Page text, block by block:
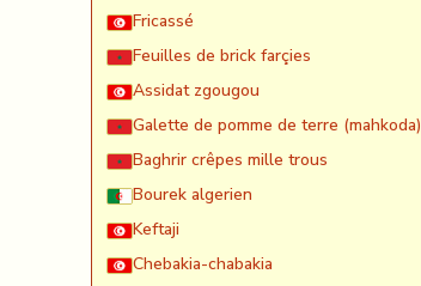
Fricassé
Feuilles de brick farçies
Assidat zgougou
Galette de pomme de terre (mahkoda)
Baghrir crêpes mille trous
Bourek algerien
Keftaji
Chebakia-chabakia